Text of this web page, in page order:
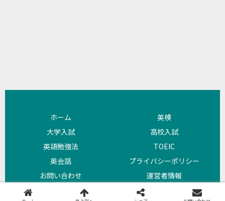
ホーム
英検
大学入試
高校入試
英語勉強法
TOEIC
英会話
プライバシーポリシー
お問い合わせ
運営者情報
Copyright © 2018 よびめも All Rights Reserved.